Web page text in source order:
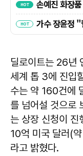
딜로이트는 26년
세계 톱 3에 진입
수는 약 160건에
를 넘어설 것으로
는 상장 신청이
10억 미국 달러(
라고 밝혔다.